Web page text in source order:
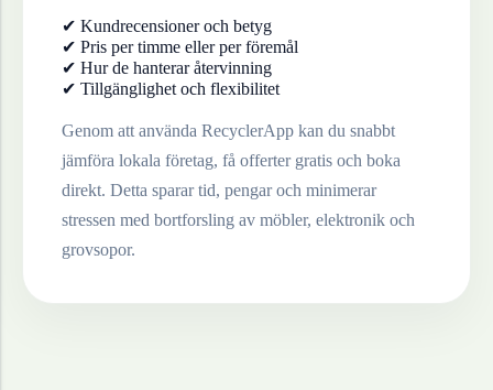
✔ Kundrecensioner och betyg
✔ Pris per timme eller per föremål
✔ Hur de hanterar återvinning
✔ Tillgänglighet och flexibilitet
Genom att använda RecyclerApp kan du snabbt
jämföra lokala företag, få offerter gratis och boka
direkt. Detta sparar tid, pengar och minimerar
stressen med bortforsling av möbler, elektronik och
grovsopor.